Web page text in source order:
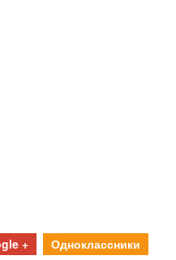
+ Одноклассники